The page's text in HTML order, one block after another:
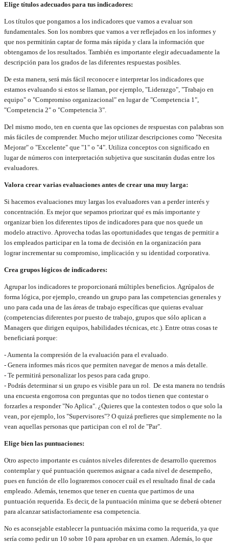
Elige títulos adecuados para tus indicadores:
Los títulos que pongamos a los indicadores que vamos a evaluar son
fundamentales. Son los nombres que vamos a ver reflejados en los informes y
que nos permitirán captar de forma más rápida y clara la información que
obtengamos de los resultados. También es importante elegir adecuadamente la
descripción para los grados de las diferentes respuestas posibles.
De esta manera, será más fácil reconocer e interpretar los indicadores que
estamos evaluando si estos se llaman, por ejemplo, "Liderazgo", "Trabajo en
equipo" o "Compromiso organizacional" en lugar de "Competencia 1",
"Competencia 2" o "Competencia 3".
Del mismo modo, ten en cuenta que las opciones de respuestas con palabras son
más fáciles de comprender. Mucho mejor utilizar descripciones como "Necesita
Mejorar" o "Excelente" que "1" o "4". Utiliza conceptos con significado en
lugar de números con interpretación subjetiva que suscitarán dudas entre los
evaluadores.
Valora crear varias evaluaciones antes de crear una muy larga:
Si hacemos evaluaciones muy largas los evaluadores van a perder interés y
concentración. Es mejor que sepamos priorizar qué es más importante y
organizar bien los diferentes tipos de indicadores para que nos quede un
modelo atractivo. Aprovecha todas las oportunidades que tengas de permitir a
los empleados participar en la toma de decisión en la organización para
lograr incrementar su compromiso, implicación y su identidad corporativa.
Crea grupos lógicos de indicadores:
Agrupar los indicadores te proporcionará múltiples beneficios. Agrúpalos de
forma lógica, por ejemplo, creando un grupo para las competencias generales y
uno para cada una de las áreas de trabajo específicas que quieras evaluar
(competencias diferentes por puesto de trabajo, grupos que sólo aplican a
Managers que dirigen equipos, habilidades técnicas, etc.). Entre otras cosas te
beneficiará porque:
- Aumenta la compresión de la evaluación para el evaluado.
- Genera informes más ricos que permiten navegar de menos a más detalle.
- Te permitirá personalizar los pesos para cada grupo.
- Podrás determinar si un grupo es visible para un rol. De esta manera no tendrás
una encuesta engorrosa con preguntas que no todos tienen que contestar o
forzarles a responder "No Aplica". ¿Quieres que la contesten todos o que solo la
vean, por ejemplo, los "Supervisores"? O quizá prefieres que simplemente no la
vean aquellas personas que participan con el rol de "Par".
Elige bien las puntuaciones:
Otro aspecto importante es cuántos niveles diferentes de desarrollo queremos
contemplar y qué puntuación queremos asignar a cada nivel de desempeño,
pues en función de ello lograremos conocer cuál es el resultado final de cada
empleado. Además, tenemos que tener en cuenta que partimos de una
puntuación requerida. Es decir, de la puntuación mínima que se deberá obtener
para alcanzar satisfactoriamente esa competencia.
No es aconsejable establecer la puntuación máxima como la requerida, ya que
sería como pedir un 10 sobre 10 para aprobar en un examen. Además, lo que